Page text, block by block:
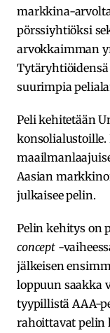
markkina-
pörssiyhtiöksi
arvokkaimman
suurimpia
Peli kehitetään
konsolialustoille.
Aasian
julkaisee pelin.
Pelin kehitys on
concept -
jälkeisen
loppuun saakka
tyypillistä AAA-
rahoittavat pelin